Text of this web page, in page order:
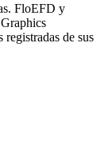
FloEFD y
de sus